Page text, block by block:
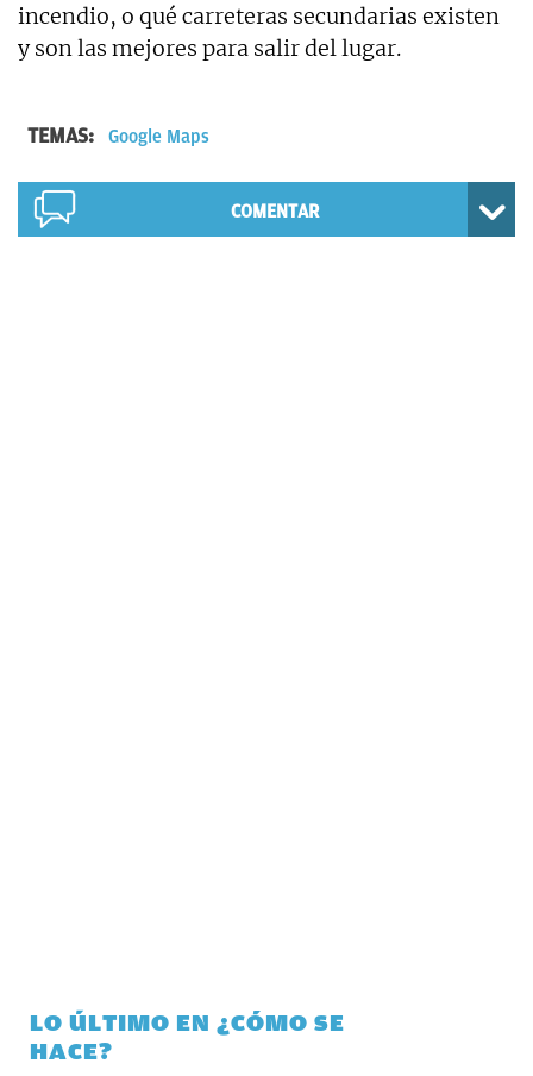
incendio, o qué carreteras secundarias existen
y son las mejores para salir del lugar.
TEMAS: Google Maps
COMENTAR
LO ÚLTIMO EN ¿CÓMO SE
HACE?